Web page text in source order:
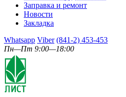
Заправка и ремонт
Новости
Закладка
Whatsapp Viber (841-2) 453-453
Пн—Пт 9:00—18:00